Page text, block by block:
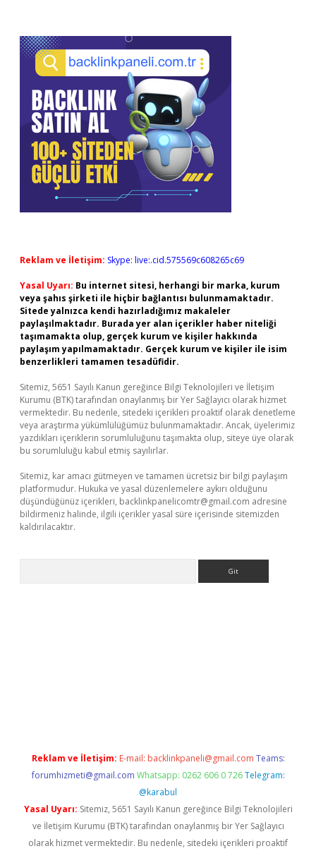
Reklam ve İletişim: Skype: live:.cid.575569c608265c69
Yasal Uyarı: Bu internet sitesi, herhangi bir marka, kurum
veya şahıs şirketi ile hiçbir bağlantısı bulunmamaktadır.
Sitede yalnızca kendi hazırladığımız makaleler
paylaşılmaktadır. Burada yer alan içerikler haber niteliği
taşımamakta olup, gerçek kurum ve kişiler hakkında
paylaşım yapılmamaktadır. Gerçek kurum ve kişiler ile isim
benzerlikleri tamamen tesadüfidir.
Sitemiz, 5651 Sayılı Kanun gereğince Bilgi Teknolojileri ve İletişim
Kurumu (BTK) tarafından onaylanmış bir Yer Sağlayıcı olarak hizmet
vermektedir. Bu nedenle, sitedeki içerikleri proaktif olarak denetleme
veya araştırma yükümlülüğümüz bulunmamaktadır. Ancak, üyelerimiz
yazdıkları içeriklerin sorumluluğunu taşımakta olup, siteye üye olarak
bu sorumluluğu kabul etmiş sayılırlar.
Sitemiz, kar amacı gütmeyen ve tamamen ücretsiz bir bilgi paylaşım
platformudur. Hukuka ve yasal düzenlemelere aykırı olduğunu
düşündüğünüz içerikleri, backlinkpanelicomtr@gmail.com adresine
bildirmeniz halinde, ilgili içerikler yasal süre içerisinde sitemizden
kaldırılacaktır.
Reklam ve İletişim: E-mail: backlinkpaneli@gmail.com Teams:
forumhizmeti@gmail.com Whatsapp: 0262 606 0 726 Telegram:
@karabul
Yasal Uyarı: Sitemiz, 5651 Sayılı Kanun gereğince Bilgi Teknolojileri
ve İletişim Kurumu (BTK) tarafından onaylanmış bir Yer Sağlayıcı
olarak hizmet vermektedir. Bu nedenle, sitedeki içerikleri proaktif